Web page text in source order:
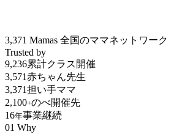
3,371 Mamas 全国のママネットワーク
Trusted by
9,236累計クラス開催
3,571赤ちゃん先生
3,371担い手ママ
2,100+のべ開催先
16年事業継続
01 Why